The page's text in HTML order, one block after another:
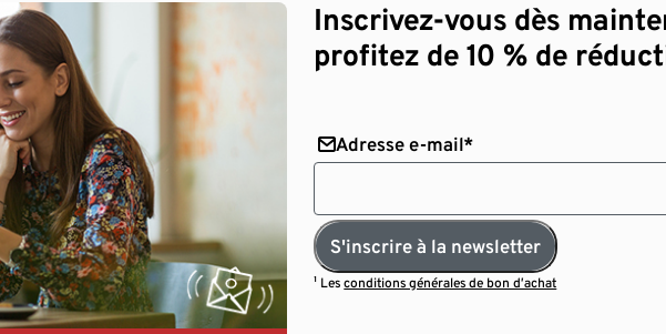
Inscrivez-vous dès
profitez de 10 % de
Adresse e-mail*
S'inscrire à la newsletter
¹ Lesconditions générales de bon d’achat